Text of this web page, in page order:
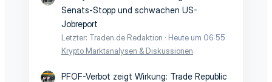
Senats-Stopp und schwachen US-
Jobreport
Letzter: Traden.de Redaktion
Heute um 06:55
Krypto Marktanalysen & Diskussionen
PFOF-Verbot zeigt Wirkung: Trade Republic